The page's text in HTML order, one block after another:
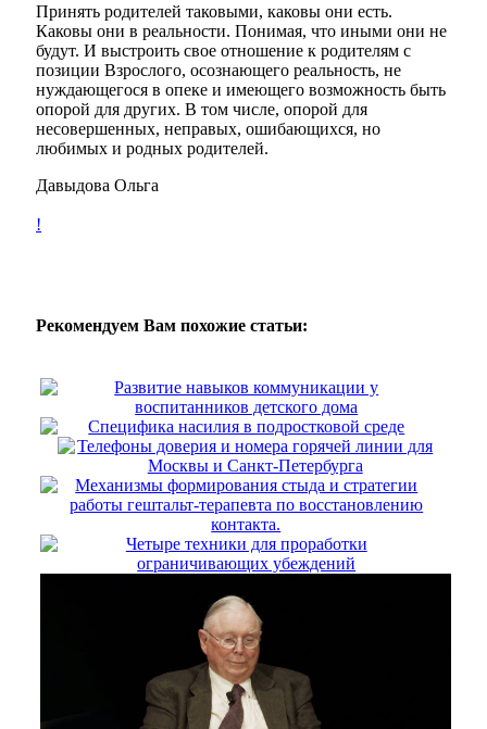
Принять родителей таковыми, каковы они есть.
Каковы они в реальности. Понимая, что иными они не
будут. И выстроить свое отношение к родителям с
позиции Взрослого, осознающего реальность, не
нуждающегося в опеке и имеющего возможность быть
опорой для других. В том числе, опорой для
несовершенных, неправых, ошибающихся, но
любимых и родных родителей.
Давыдова Ольга
!
Рекомендуем Вам похожие статьи:
Развитие навыков коммуникации у
воспитанников детского дома
Специфика насилия в подростковой среде
Телефоны доверия и номера горячей линии для
Москвы и Санкт-Петербурга
Механизмы формирования стыда и стратегии
работы гештальт-терапевта по восстановлению
контакта.
Четыре техники для проработки
ограничивающих убеждений